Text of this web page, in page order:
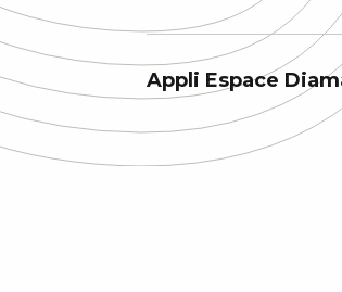
Appli Espace